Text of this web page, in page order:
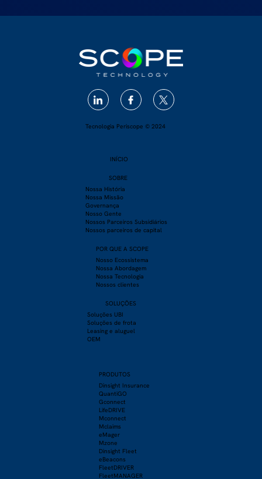
Tecnologia Periscope © 2024
INÍCIO
SOBRE
​Nossa História
Nossa Missão
Governança
Nosso Gente
Nossos Parceiros Subsidiários
Nossos parceiros de capital
POR QUE A SCOPE
Nosso Ecossistema
Nossa Abordagem
Nossa Tecnologia
Nossos clientes
SOLUÇÕES
Soluções UBI
Soluções de frota
Leasing e aluguel
OEM
PRODUTOS
Dinsight Insurance
QuantiGO
Gconnect
LifeDRIVE
Mconnect
Mclaims
eMager
Mzone
Dinsight Fleet
eBeacons
FleetDRIVER
FleetMANAGER